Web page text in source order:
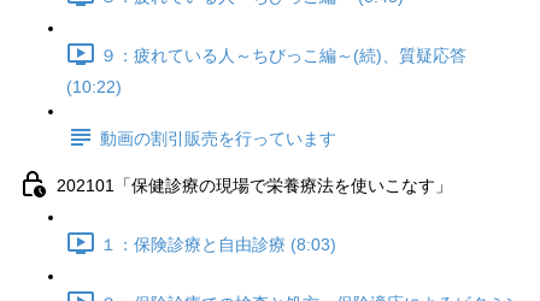
９：疲れている人～ちびっこ編～(続)、質疑応答
(10:22)
動画の割引販売を行っています
202101「保健診療の現場で栄養療法を使いこなす」
１：保険診療と自由診療 (8:03)